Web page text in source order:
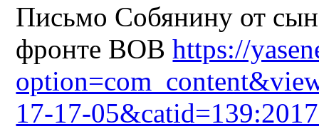
Письмо Собянину от
фронте ВОВhttps://
17-17-